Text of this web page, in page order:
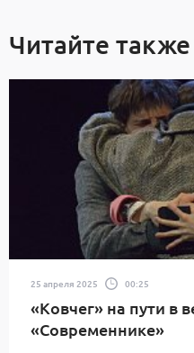
Читайте также
25 апреля 2025 00:25
«Ковчег» на пути в
«Современнике»